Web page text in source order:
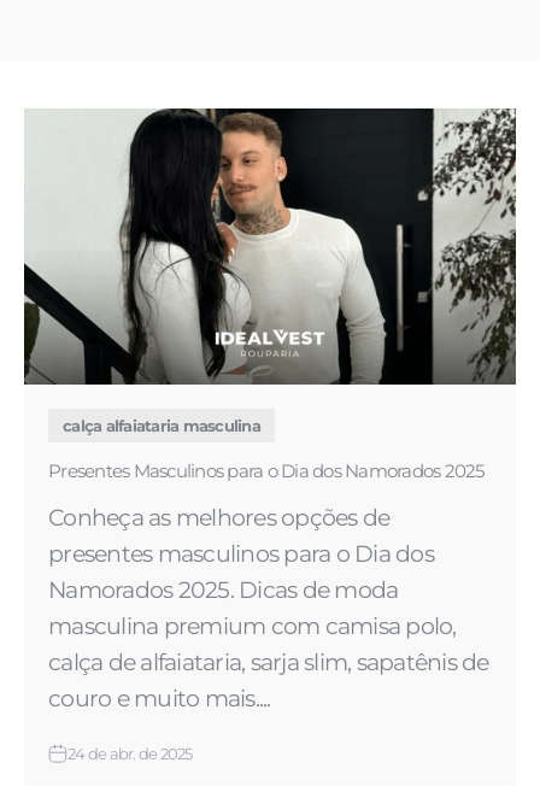
calça alfaiataria masculina
Presentes Masculinos para o Dia dos Namorados 2025
Conheça as melhores opções de
presentes masculinos para o Dia dos
Namorados 2025. Dicas de moda
masculina premium com camisa polo,
calça de alfaiataria, sarja slim, sapatênis de
couro e muito mais....
24 de abr. de 2025